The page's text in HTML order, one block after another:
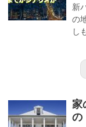
新
の
し
家
の